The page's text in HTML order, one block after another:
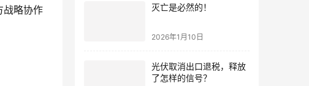
战略协作
灭亡是必然的！
2026年1月10日
光伏取消出口退税，释放
了怎样的信号？